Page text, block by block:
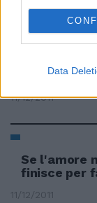
Data
dove può
gol sul
11/12/2011
Se l'amore
finisce per
11/12/2011